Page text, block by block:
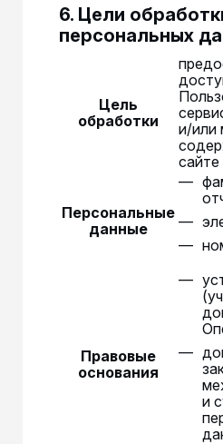
6. Цели
персональных
Цель
обработки
и/или
сайте
Персональные
данные
Правовые
основания
и